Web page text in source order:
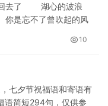
了 湖心的波浪
忘不了曾吹起的风
10
七夕节祝福语和寄语有
语简短294句，仅供参